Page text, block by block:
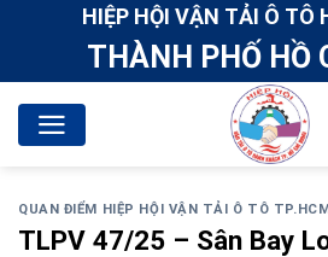
HIỆP HỘI VẬN TẢI Ô TÔ
THÀNH PHỐ HỒ
QUAN ĐIỂM HIỆP HỘI VẬN TẢI Ô TÔ
TLPV 47/25 – Sân Bay